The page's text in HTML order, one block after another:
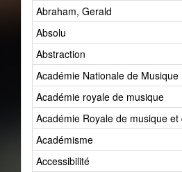
Abraham, Gerald
Absolu
Abstraction
Académie Nationale de Musique
Académie royale de musique
Académie Royale de musique et
Académisme
Accessibilité